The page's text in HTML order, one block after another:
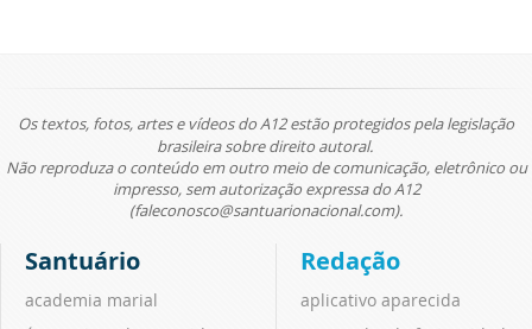
Os textos, fotos, artes e vídeos do A12 estão protegidos pela legislação
brasileira sobre direito autoral.
Não reproduza o conteúdo em outro meio de comunicação, eletrônico ou
impresso, sem autorização expressa do A12
(faleconosco@santuarionacional.com).
Santuário
academia marial
Redação
aplicativo aparecida